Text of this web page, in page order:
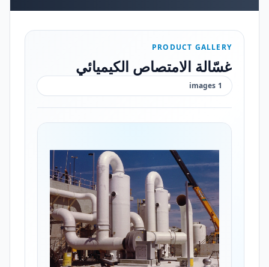
PRODUCT GALLERY
غسّالة الامتصاص الكيميائي
1
images